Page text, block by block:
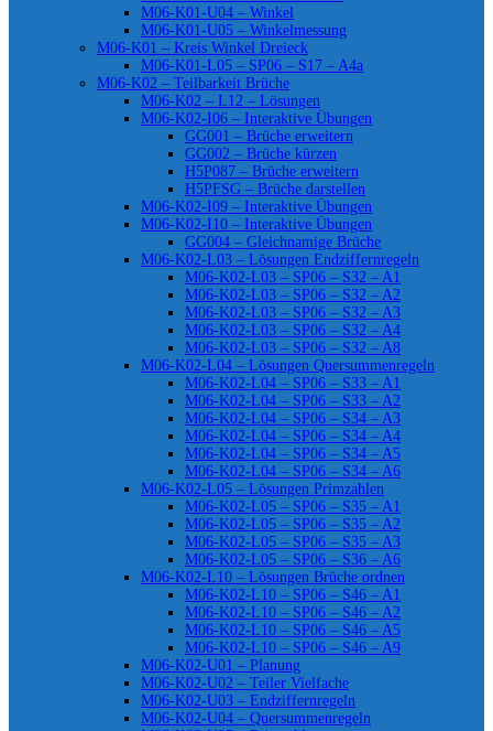
M06-K01-U04 – Winkel
M06-K01-U05 – Winkelmessung
M06-K01 – Kreis Winkel Dreieck
M06-K01-L05 – SP06 – S17 – A4a
M06-K02 – Teilbarkeit Brüche
M06-K02 – L12 – Lösungen
M06-K02-I06 – Interaktive Übungen
GG001 – Brüche erweitern
GG002 – Brüche kürzen
H5P087 – Brüche erweitern
H5PFSG – Brüche darstellen
M06-K02-I09 – Interaktive Übungen
M06-K02-I10 – Interaktive Übungen
GG004 – Gleichnamige Brüche
M06-K02-L03 – Lösungen Endziffernregeln
M06-K02-L03 – SP06 – S32 – A1
M06-K02-L03 – SP06 – S32 – A2
M06-K02-L03 – SP06 – S32 – A3
M06-K02-L03 – SP06 – S32 – A4
M06-K02-L03 – SP06 – S32 – A8
M06-K02-L04 – Lösungen Quersummenregeln
M06-K02-L04 – SP06 – S33 – A1
M06-K02-L04 – SP06 – S33 – A2
M06-K02-L04 – SP06 – S34 – A3
M06-K02-L04 – SP06 – S34 – A4
M06-K02-L04 – SP06 – S34 – A5
M06-K02-L04 – SP06 – S34 – A6
M06-K02-L05 – Lösungen Primzahlen
M06-K02-L05 – SP06 – S35 – A1
M06-K02-L05 – SP06 – S35 – A2
M06-K02-L05 – SP06 – S35 – A3
M06-K02-L05 – SP06 – S36 – A6
M06-K02-L10 – Lösungen Brüche ordnen
M06-K02-L10 – SP06 – S46 – A1
M06-K02-L10 – SP06 – S46 – A2
M06-K02-L10 – SP06 – S46 – A5
M06-K02-L10 – SP06 – S46 – A9
M06-K02-U01 – Planung
M06-K02-U02 – Teiler Vielfache
M06-K02-U03 – Endziffernregeln
M06-K02-U04 – Quersummenregeln